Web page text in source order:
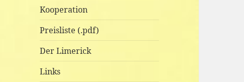
Kooperation
Preisliste (.pdf)
Der Limerick
Links